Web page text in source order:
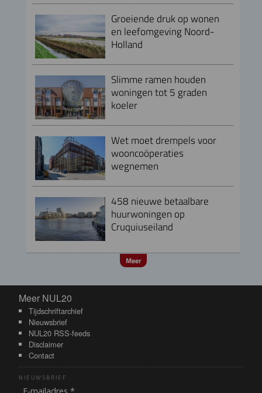
Groeiende druk op wonen
en leefomgeving Noord-
Holland
Slimme ramen houden
woningen tot 5 graden
koeler
Wet moet drempels voor
wooncoöperaties
wegnemen
458 nieuwe betaalbare
huurwoningen op
Cruquiuseiland
Meer
Meer NUL20
Meer NUL20
Tijdschriftarchief
Nieuwsbrief
NUL20 RSS-feeds
Disclaimer
Contact
NIEUWSBRIEF